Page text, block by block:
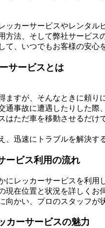
ッカーサービスやレンタル
法、そして弊社サービス
、いつでもお客様の安心
サービスとは
すが、そんなときに頼り
事故に遭遇したりした際
はただ車を移動させるだ
迅速にトラブルを解決す
ービス利用の流れ
レッカーサービスを利用
在位置と状況を詳しくお
かい、プロのスタッフが
カーサービスの魅力